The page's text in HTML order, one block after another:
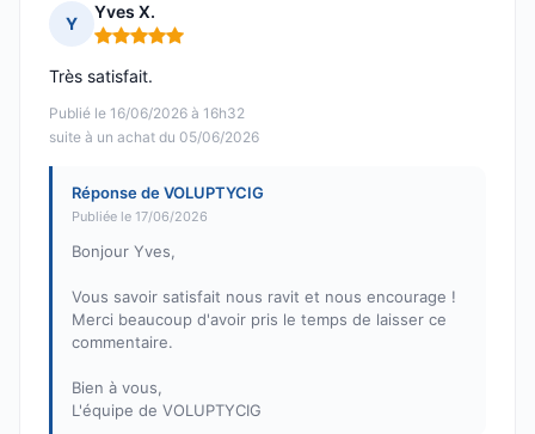
Y
Yves X.
Note : 5 sur 5
Publié le 16/06/2026 à 16h32
suite à un achat du 05/06/2026
Très satisfait.
Réponse de VOLUPTYCIG
Publiée le 17/06/2026
Bonjour Yves,
Vous savoir satisfait nous ravit et nous encourage !
Merci beaucoup d'avoir pris le temps de laisser ce
commentaire.
Bien à vous,
L'équipe de VOLUPTYCIG